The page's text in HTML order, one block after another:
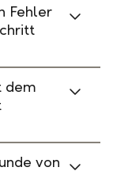
Fehler
dem
von